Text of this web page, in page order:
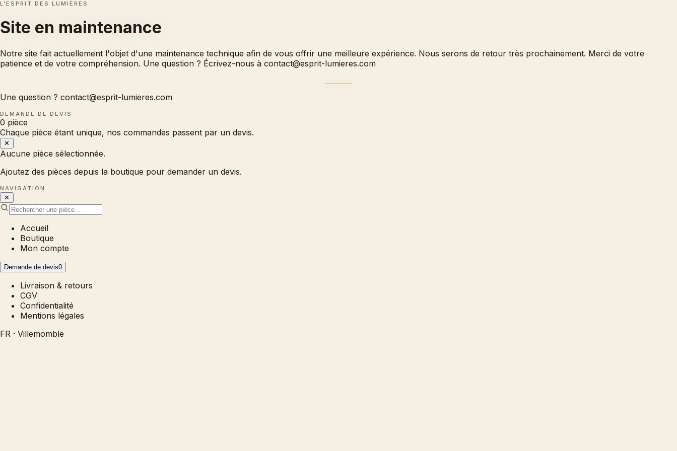
L’ESPRIT DES LUMIÈRES
Site en maintenance
Notre site fait actuellement l'objet d'une maintenance technique afin de vous offrir une meilleure expérience. Nous serons de retour très prochainement. Merci de votre
patience et de votre compréhension. Une question ? Écrivez-nous à contact@esprit-lumieres.com
Une question ? contact@esprit-lumieres.com
DEMANDE DE DEVIS
0 pièce
Chaque pièce étant unique, nos commandes passent par un devis.
✕
Aucune pièce sélectionnée.
Ajoutez des pièces depuis la boutique pour demander un devis.
NAVIGATION
✕
Accueil
Boutique
Mon compte
Demande de devis0
Livraison & retours
CGV
Confidentialité
Mentions légales
FR · Villemomble